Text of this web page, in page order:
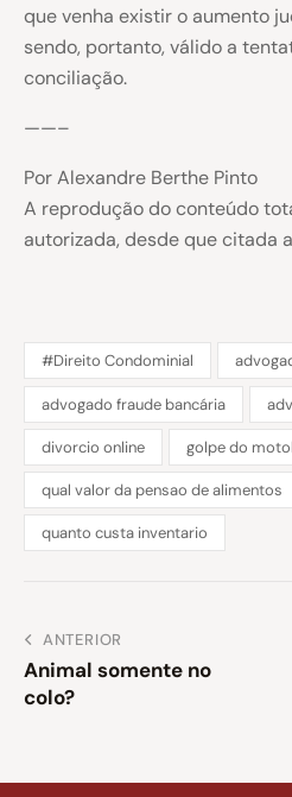
que venha existir o aumento
sendo, portanto, válido a
conciliação.
——–
Por Alexandre Berthe Pinto
A reprodução do conteúdo
autorizada, desde que citada
#Direito Condominial
advogado fraude bancária
divorcio online golpe do
qual valor da pensao de alimentos
quanto custa inventario
ANTERIOR
Animal somente no
colo?